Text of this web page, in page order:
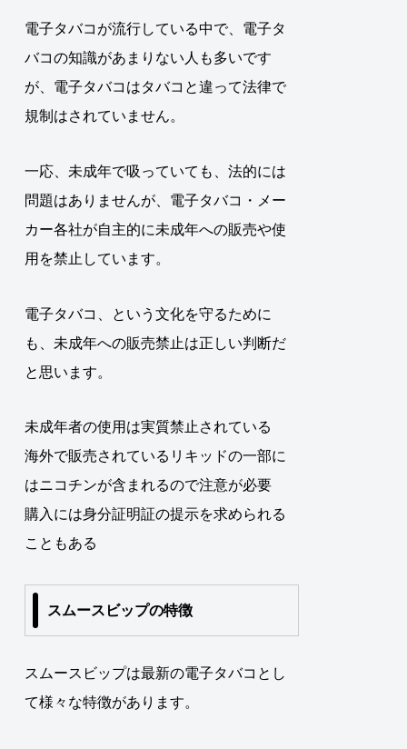
電子タバコが流行している中で、電子タ
バコの知識があまりない人も多いです
が、電子タバコはタバコと違って法律で
規制はされていません。
一応、未成年で吸っていても、法的には
問題はありませんが、電子タバコ・メー
カー各社が自主的に未成年への販売や使
用を禁止しています。
電子タバコ、という文化を守るために
も、未成年への販売禁止は正しい判断だ
と思います。
未成年者の使用は実質禁止されている
海外で販売されているリキッドの一部に
はニコチンが含まれるので注意が必要
購入には身分証明証の提示を求められる
こともある
スムースビップの特徴
スムースビップは最新の電子タバコとし
て様々な特徴があります。